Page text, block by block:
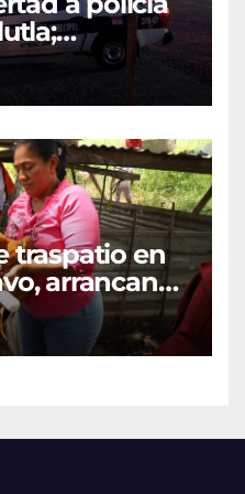
para
traspatio en
arrancan
contra el